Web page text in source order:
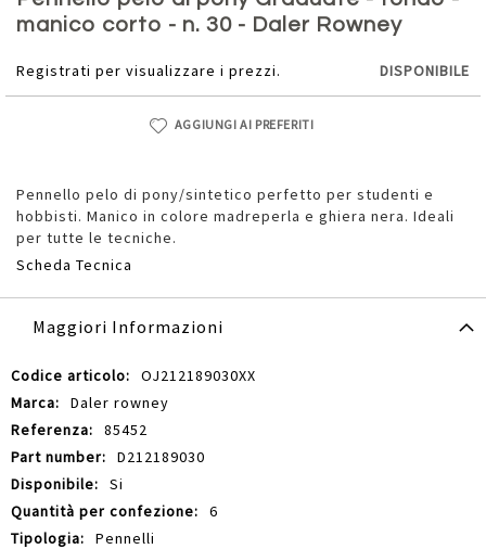
manico corto - n. 30 - Daler Rowney
Registrati per visualizzare i prezzi. DISPONIBILE
AGGIUNGI AI PREFERITI
Pennello pelo di pony/sintetico perfetto per studenti e
hobbisti. Manico in colore madreperla e ghiera nera. Ideali
per tutte le tecniche.
Scheda Tecnica
della
galleria
immagini
Maggiori Informazioni
Maggiori
Informazioni
OJ212189030XX
Daler rowney
85452
D212189030
Si
6
Pennelli